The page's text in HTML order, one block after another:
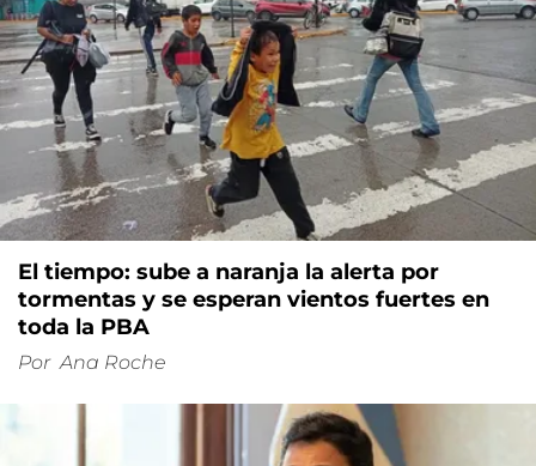
El tiempo: sube a naranja la alerta por
tormentas y se esperan vientos fuertes en
toda la PBA
Por Ana Roche